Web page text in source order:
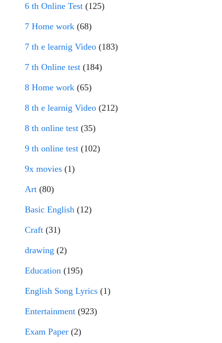
6 th Online Test (125)
7 Home work (68)
7 th e learnig Video (183)
7 th Online test (184)
8 Home work (65)
8 th e learnig Video (212)
8 th online test (35)
9 th online test (102)
9x movies (1)
Art (80)
Basic English (12)
Craft (31)
drawing (2)
Education (195)
English Song Lyrics (1)
Entertainment (923)
Exam Paper (2)